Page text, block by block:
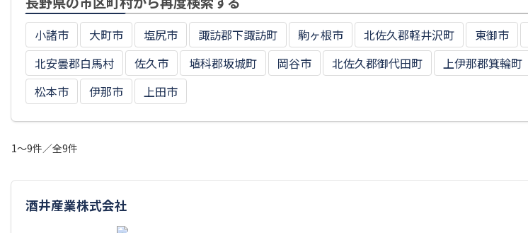
小諸市 大町市 塩尻市 諏訪郡下諏訪町 駒ヶ根市 北佐久郡軽井沢町 東御市
北安曇郡白馬村
佐久市 埴科郡坂城町 岡谷市 北佐久郡御代田町 上伊那郡箕輪町
松本市
伊那市 上田市
1～9件／全9件
酒井産業株式会社